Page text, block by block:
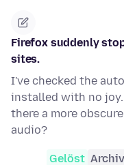
Firefox suddenly
sites.
I've checked the
installed with no joy.
there a more
audio?
Gelöst